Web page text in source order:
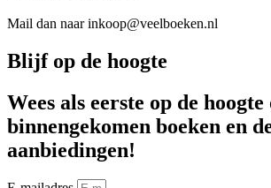
Mail dan naar inkoop@veelboeken.nl
Blijf op de hoogte
Wees als eerste op de
binnengekomen boeken en
aanbiedingen!